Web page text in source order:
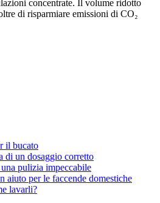
concentrate. Il volume ridotto
di risparmiare emissioni di CO₂
il bucato
di un dosaggio corretto
pulizia impeccabile
aiuto per le faccende domestiche
lavarli?